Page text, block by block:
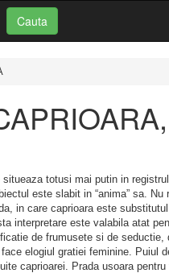
Cauta
totusi mai putin in
este slabit in “anima” sa. Nu
in care caprioara este
interpretare este valabila atat
de frumusete si de seductie,
elogiul gratiei feminine. Puiul
caprioarei. Prada usoara